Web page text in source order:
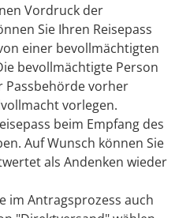
Vordruck der
Sie Ihren Reisepass
einer bevollmächtigten
bevollmächtigte Person
Passbehörde vorher
vorlegen.
beim Empfang des
Auf Wunsch können Sie
als Andenken wieder
im Antragsprozess auch